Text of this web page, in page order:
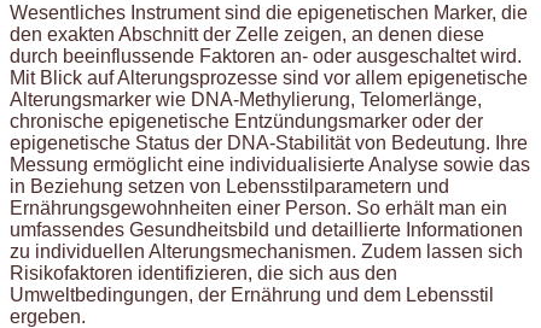
Wesentliches Instrument sind die epigenetischen Marker, die
den exakten Abschnitt der Zelle zeigen, an denen diese
durch beeinflussende Faktoren an- oder ausgeschaltet wird.
Mit Blick auf Alterungsprozesse sind vor allem epigenetische
Alterungsmarker wie DNA-Methylierung, Telomerlänge,
chronische epigenetische Entzündungsmarker oder der
epigenetische Status der DNA-Stabilität von Bedeutung. Ihre
Messung ermöglicht eine individualisierte Analyse sowie das
in Beziehung setzen von Lebensstilparametern und
Ernährungsgewohnheiten einer Person. So erhält man ein
umfassendes Gesundheitsbild und detaillierte Informationen
zu individuellen Alterungsmechanismen. Zudem lassen sich
Risikofaktoren identifizieren, die sich aus den
Umweltbedingungen, der Ernährung und dem Lebensstil
ergeben.